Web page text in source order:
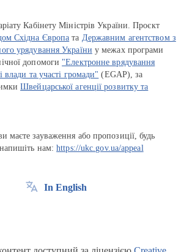
Кабінету Міністрів України. Проєкт
Східна Європа та Державним агентством з
урядування України у межах програми
допомоги "Електронне врядування
влади та участі громади" (EGAP), за
Швейцарської агенції розвитку та
маєте зауваження або пропозиції, будь
нам:https://ukc.gov.ua/appeal
In English